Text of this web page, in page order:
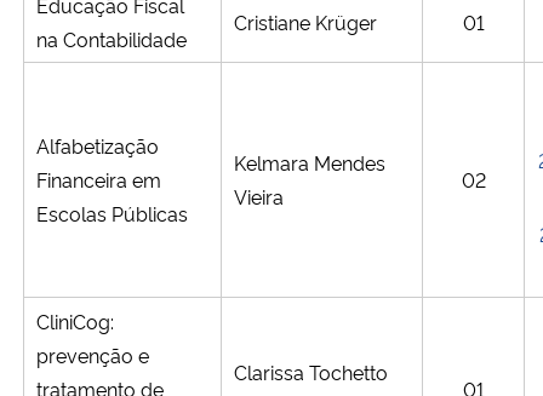
na Contabilidade
Cristiane Krüger 01
Alfabetização
Financeira em
Escolas Públicas
Kelmara Mendes
Vieira
02
CliniCog:
prevenção e
tratamento de
Clarissa Tochetto
01